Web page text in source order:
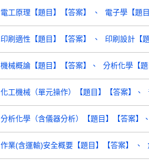
電工原理【題目】【答案】 電子學【題
印刷適性【題目】【答案】 印刷設計【
機械概論【題目】【答案】 分析化學【題
化工機械（單元操作）【題目】【答案】
分析化學（含儀器分析）【題目】【答案】
作業(含運輸)安全概要【題目】【答案】